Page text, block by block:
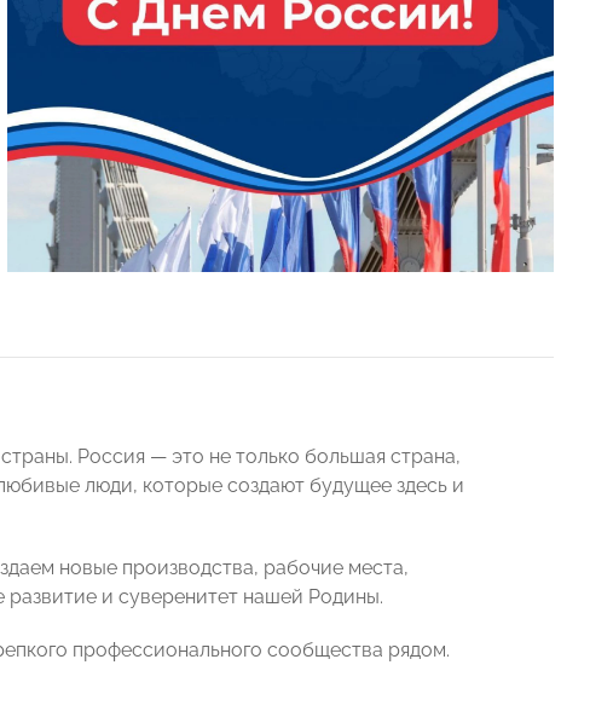
Россия — это не только большая страна,
люди, которые создают будущее здесь и
новые производства, рабочие места,
развитие и суверенитет нашей Родины.
профессионального сообщества рядом.